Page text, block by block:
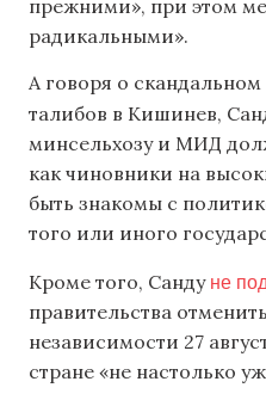
прежними», при этом
радикальными».
А говоря о
талибов в Кишинев,
минсельхозу и МИД
как чиновники на
быть знакомы с
того или иного
Кроме того, Санду не
правительства
независимости 27
стране «не настолько